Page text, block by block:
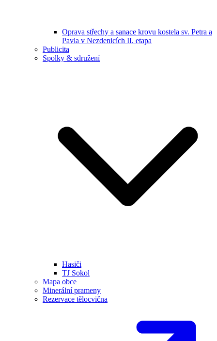
Oprava střechy a sanace krovu kostela sv. Petra a
Pavla v Nezdenicích II. etapa
Publicita
Spolky & sdružení
Hasiči
TJ Sokol
Mapa obce
Minerální prameny
Rezervace tělocvična